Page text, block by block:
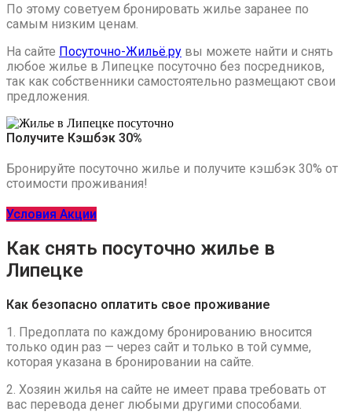
По этому советуем бронировать жилье заранее по
самым низким ценам.
На сайте Посуточно-Жильё.ру вы можете найти и снять
любое жилье в Липецке посуточно без посредников,
так как собственники самостоятельно размещают свои
предложения.
Получите Кэшбэк 30%
Бронируйте посуточно жилье и получите кэшбэк 30% от
стоимости проживания!
Условия Акции
Как снять посуточно жилье в
Липецке
Как безопасно оплатить свое проживание
1. Предоплата по каждому бронированию вносится
только один раз — через сайт и только в той сумме,
которая указана в бронировании на сайте.
2. Хозяин жилья на сайте не имеет права требовать от
вас перевода денег любыми другими способами.